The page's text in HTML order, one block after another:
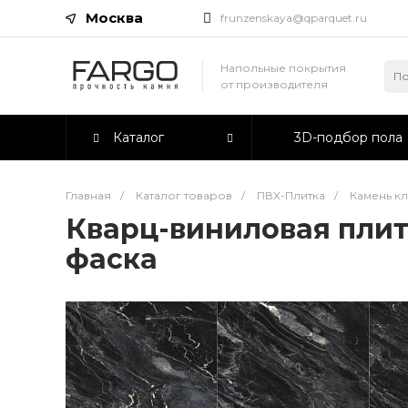
Москва frunzenskaya@qparquet.ru
Напольные покрытия
от производителя
Каталог 3D-подбор пола
Главная / Каталог товаров / ПВХ-Плитка / Камень
Кварц-виниловая
фаска